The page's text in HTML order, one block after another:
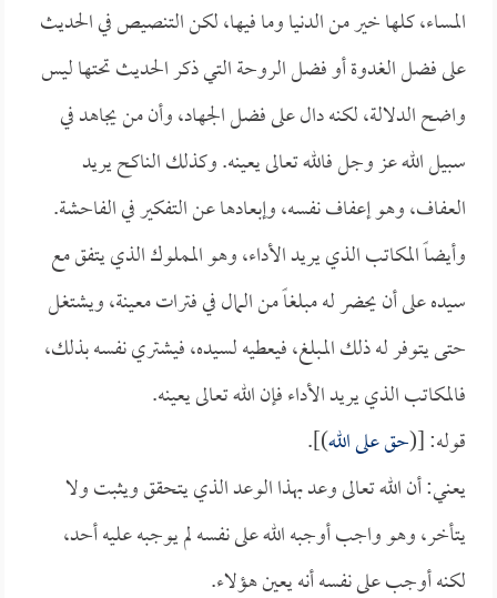
المساء، كلها خير من الدنيا وما فيها، لكن التنصيص في الحديث
على فضل الغدوة أو فضل الروحة التي ذكر الحديث تحتها ليس
واضح الدلالة، لكنه دال على فضل الجهاد، وأن من يجاهد في
سبيل الله عز وجل فالله تعالى يعينه. وكذلك الناكح يريد
العفاف، وهو إعفاف نفسه، وإبعادها عن التفكير في الفاحشة.
وأيضاً المكاتب الذي يريد الأداء، وهو المملوك الذي يتفق مع
سيده على أن يحضر له مبلغاً من المال في فترات معينة، ويشتغل
حتى يتوفر له ذلك المبلغ، فيعطيه لسيده، فيشتري نفسه بذلك،
فالمكاتب الذي يريد الأداء فإن الله تعالى يعينه.
قوله: [(حق على الله)].
يعني: أن الله تعالى وعد بهذا الوعد الذي يتحقق ويثبت ولا
يتأخر، وهو واجب أوجبه الله على نفسه لم يوجبه عليه أحد،
لكنه أوجب على نفسه أنه يعين هؤلاء.